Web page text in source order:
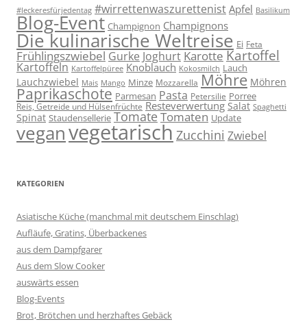
#leckeresfürjedentag #wirrettenwaszurettenist Apfel Basilikum
Blog-Event Champignon Champignons
Die kulinarische Weltreise Ei Feta
Frühlingszwiebel Gurke Joghurt Karotte Kartoffel
Kartoffeln Kartoffelpüree Knoblauch Kokosmilch Lauch
Lauchzwiebel Mais Mango Minze Mozzarella Möhre Möhren
Paprikaschote Parmesan Pasta Petersilie Porree
Reis, Getreide und Hülsenfrüchte Resteverwertung Salat Spaghetti
Spinat Staudensellerie TomateTomaten Update
veganvegetarischZucchini Zwiebel
KATEGORIEN
Asiatische Küche (manchmal mit deutschem Einschlag)
Aufläufe, Gratins, Überbackenes
aus dem Dampfgarer
Aus dem Slow Cooker
auswärts essen
Blog-Events
Brot, Brötchen und herzhaftes Gebäck